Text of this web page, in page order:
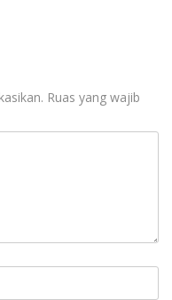
Ruas yang wajib